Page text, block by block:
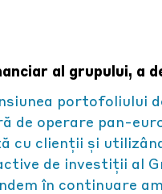
al grupului, a
de operare pan-
cu clienții și
de investiții al
în continuare